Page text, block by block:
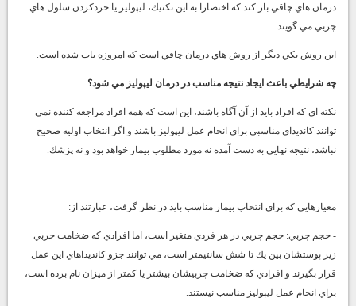
درمان هاي چاقي باز كند كه اختصارا به اين تكنيك، ليپوليز يا خردكردن سلول هاي
چربي مي گويند.
اين روش يكي ديگر از روش هاي درمان چاقي است كه امروزه باب شده است.
چه شرايطي باعث ايجاد نتيجه مناسب در درمان ليپوليز مي شود؟
نكته اي كه افراد بايد از آن آگاه باشند، اين است كه همه افراد مراجعه كننده نمي
توانند كانديداي مناسبي براي انجام عمل ليپوليز باشند و اگر انتخاب اوليه صحيح
نباشد، نتيجه نهايي به دست آمده نه مورد مطلوب بيمار خواهد بود و نه پزشك.
معيارهايي كه براي انتخاب بيمار مناسب بايد در نظر گرفت، عبارتند از:
- حجم چربي:حجم چربي در هر فردي متغير است، اما افرادي كه ضخامت چربي
زير پوستشان بين يك تا شش سانتيمتر است، مي توانند جزو كانديداهاي اين عمل
قرار بگيرند و افرادي كه ضخامت چربيشان بيشتر يا كمتر از ميزان نام برده است،
براي انجام عمل ليپوليز مناسب نيستند.